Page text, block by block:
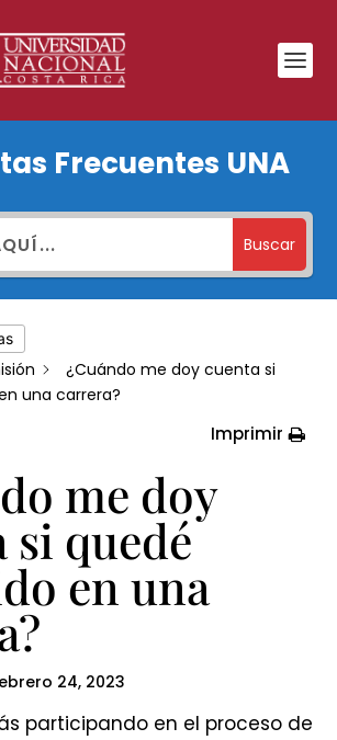
Frecuentes UNA
Buscar
¿Cuándo me doy cuenta si
una carrera?
Imprimir
me doy
si quedé
en una
24, 2023
participando en el proceso de